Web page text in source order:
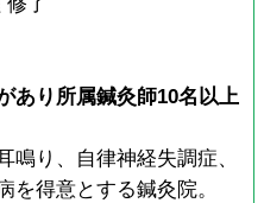
あり所属鍼灸師10名以上
鳴り、自律神経失調症、
を得意とする鍼灸院。